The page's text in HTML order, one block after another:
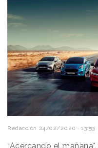
Redacción 24/02/2020 · 13:53
“Acercando el